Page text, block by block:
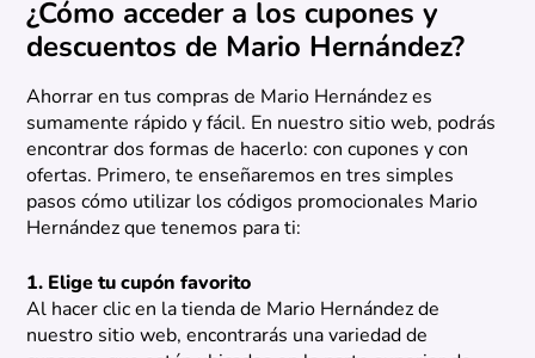
¿Cómo acceder a los cupones y
descuentos de Mario Hernández?
Ahorrar en tus compras de Mario Hernández es
sumamente rápido y fácil. En nuestro sitio web, podrás
encontrar dos formas de hacerlo: con cupones y con
ofertas. Primero, te enseñaremos en tres simples
pasos cómo utilizar los códigos promocionales Mario
Hernández que tenemos para ti:
1. Elige tu cupón favorito
Al hacer clic en la tienda de Mario Hernández de
nuestro sitio web, encontrarás una variedad de